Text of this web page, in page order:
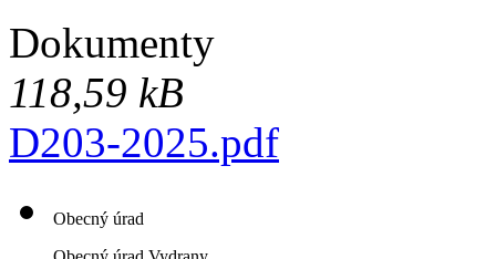
Dokumenty
118,59 kB
D203-2025.pdf
Obecný úrad